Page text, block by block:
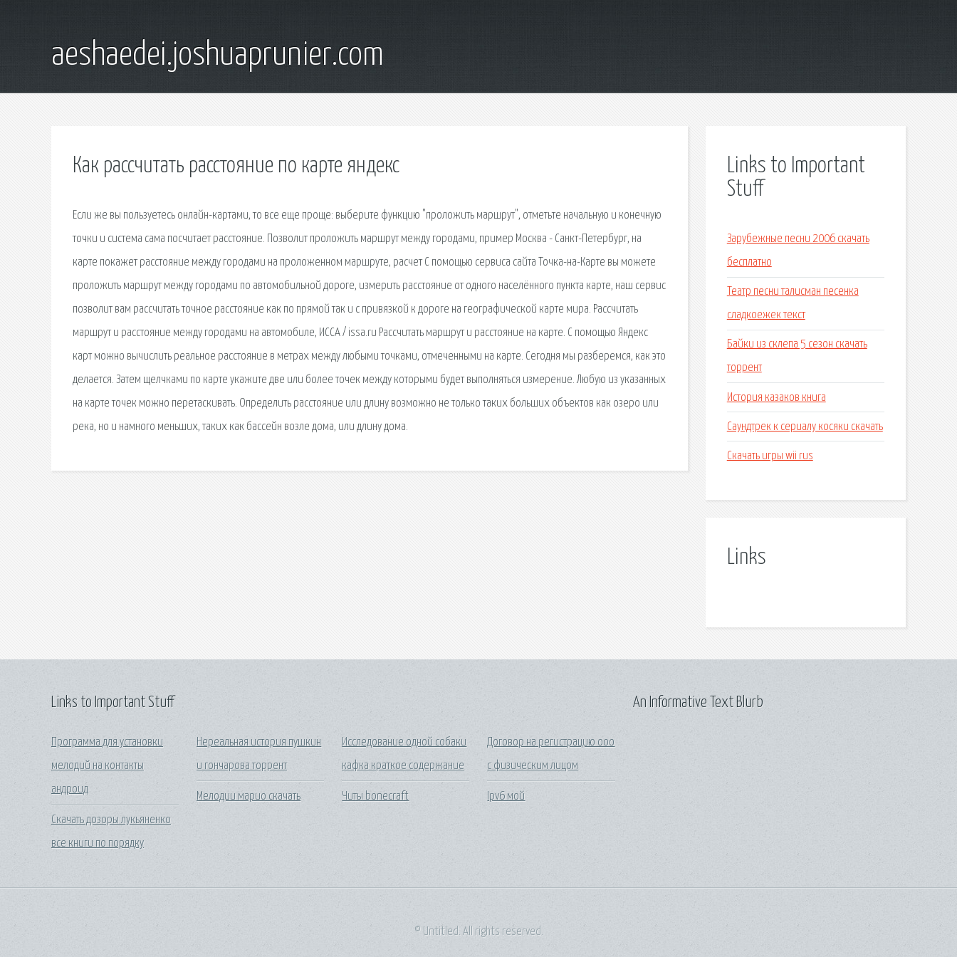
aeshaedei.joshuaprunier.com
Как рассчитать расстояние по карте яндекс
Если же вы пользуетесь онлайн-картами, то все еще проще: выберите функцию "проложить маршрут", отметьте начальную и конечную
точки и система сама посчитает расстояние. Позволит проложить маршрут между городами, пример Москва - Санкт-Петербург, на
карте покажет расстояние между городами на проложенном маршруте, расчет С помощью сервиса сайта Точка-на-Карте вы можете
проложить маршрут между городами по автомобильной дороге, измерить расстояние от одного населённого пункта карте, наш сервис
позволит вам рассчитать точное расстояние как по прямой так и с привязкой к дороге на географической карте мира. Рассчитать
маршрут и расстояние между городами на автомобиле, ИССА / issa.ru Рассчитать маршрут и расстояние на карте. С помощью Яндекс
карт можно вычислить реальное расстояние в метрах между любыми точками, отмеченными на карте. Сегодня мы разберемся, как это
делается. Затем щелчками по карте укажите две или более точек между которыми будет выполняться измерение. Любую из указанных
на карте точек можно перетаскивать. Определить расстояние или длину возможно не только таких больших объектов как озеро или
река, но и намного меньших, таких как бассейн возле дома, или длину дома.
Links to Important
Stuff
Зарубежные песни 2006 скачать
бесплатно
Театр песни талисман песенка
сладкоежек текст
Байки из склепа 5 сезон скачать
торрент
История казаков книга
Саундтрек к сериалу косяки скачать
Скачать игры wii rus
Links
Links to Important Stuff
Программа для установки
мелодий на контакты
андроид
Скачать дозоры лукьяненко
все книги по порядку
Нереальная история пушкин
и гончарова торрент
Мелодии марио скачать
Исследование одной собаки
кафка краткое содержание
Читы bonecraft
Договор на регистрацию ооо
с физическим лицом
Ipv6 мой
An Informative Text Blurb
© Untitled. All rights reserved.